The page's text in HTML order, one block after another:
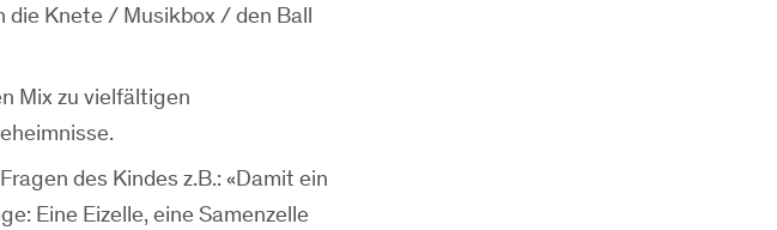
die Knete / Musikbox / den Ball
Mix zu vielfältigen
des Kindes z.B.: «Damit ein
Eine Eizelle, eine Samenzelle